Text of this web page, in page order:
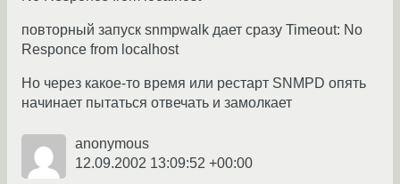
повторный запуск snmpwalk дает сразу Timeout: No
Responce from localhost
Но через какое-то время или рестарт SNMPD опять
начинает пытаться отвечать и замолкает
anonymous
12.09.2002 13:09:52 +00:00